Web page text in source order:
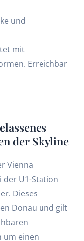
und
mit
Erreichbar
der Skyline
Vienna
der U1-Station
Dieses
Donau und gilt
um einen